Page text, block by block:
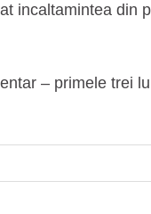
incaltamintea din
– primele trei